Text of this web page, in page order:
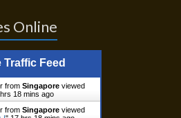
Online
Traffic Feed
from Singapore viewed
18 mins ago
from Singapore viewed